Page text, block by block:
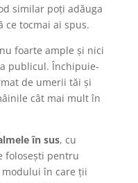
similar poți adăuga
ce tocmai ai spus.
foarte ample și nici
publicul. Închipuie-
de umerii tăi și
cât mai mult în
în sus, cu
folosești pentru
modului în care ții